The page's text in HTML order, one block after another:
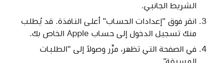
الشريط الجانبي.
انقر فوق "إعدادات الحساب" أعلى النافذة. قد يُطلب
منك تسجيل الدخول إلى حساب Apple الخاص بك.
في الصفحة التي تظهر، مرِّر وصولاً إلى "الطلبات
المسبقة".